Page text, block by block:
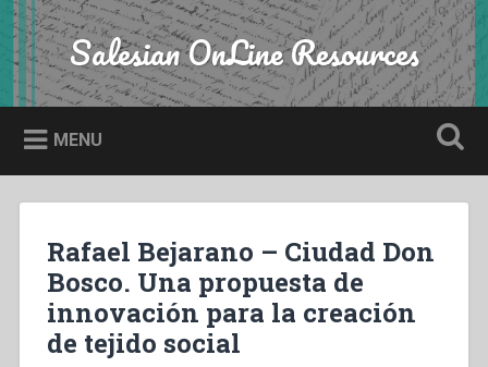
Skip
to
content
Search Salesian OnLine Resources
MENU
Rafael Bejarano – Ciudad Don
Bosco. Una propuesta de
innovación para la creación
de tejido social